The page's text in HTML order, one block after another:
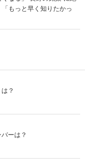
もっと早く知りたかっ
？
ーは？